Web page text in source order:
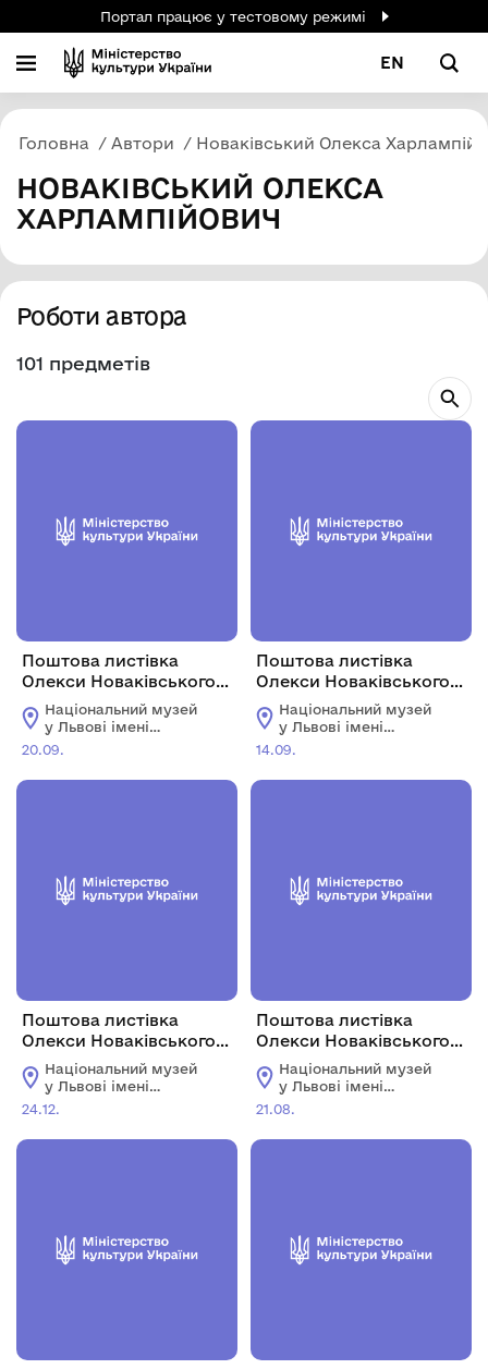
Портал працює у тестовому режимі
EN
Головна Автори Новаківський Олекса
НОВАКІВСЬКИЙ ОЛЕКСА
ХАРЛАМПІЙОВИЧ
Роботи автора
101 предметів
Поштова листівка
Олекси Новаківського
до Миколи
Анастазієвського
Національний музей
у Львові імені
Андрея Шептицького
20.09.
Поштова листівка
Олекси Новаківського
до Емілії Охримович-
Рудницької
Національний музей
у Львові імені
Андрея Шептицького
14.09.
Поштова листівка
Олекси Новаківського
до Григорія
Смольського
Національний музей
у Львові імені
Андрея Шептицького
24.12.
Поштова листівка
Олекси Новаківського
до Григорія
Смольського
Національний музей
у Львові імені
Андрея Шептицького
21.08.